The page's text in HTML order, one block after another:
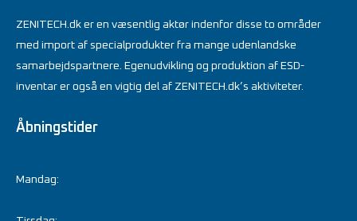
ZENITECH.dk er en væsentlig aktør indenfor disse to områder
med import af specialprodukter fra mange udenlandske
samarbejdspartnere. Egenudvikling og produktion af ESD-
inventar er også en vigtig del af ZENITECH.dk’s aktiviteter.
Åbningstider
Mandag: